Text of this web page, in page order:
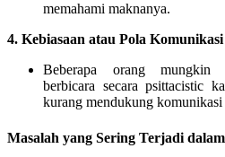
memahami maknanya.
4. Kebiasaan atau Pola
Beberapa orang mungkin
berbicara secara psittacistic
kurang mendukung komunikasi
Masalah yang Sering Terjadi